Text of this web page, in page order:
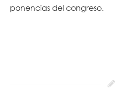
ponencias del congreso.